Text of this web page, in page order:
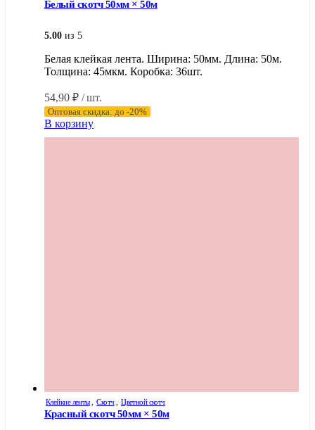
Белый скотч 50мм × 50м
5.00 из 5
Белая клейкая лента. Ширина: 50мм. Длина: 50м.
Толщина: 45мкм. Коробка: 36шт.
54,90 ₽ / шт.
Оптовая скидка: до -20%
В корзину
Клейкие ленты, Скотч , Цветной скотч
Красный скотч 50мм × 50м